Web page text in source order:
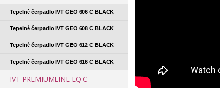
Tepelné čerpadlo IVT GEO 606 C BLACK
Tepelné čerpadlo IVT GEO 608 C BLACK
Tepelné čerpadlo IVT GEO 612 C BLACK
Tepelné čerpadlo IVT GEO 616 C BLACK
IVT PREMIUMLINE EQ C